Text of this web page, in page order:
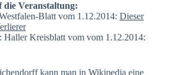
die Veranstaltung:
Blatt vom 1.12.2014: Dieser
Haller Kreisblatt vom vom 1.12.2014:
kann man in Wikipedia eine